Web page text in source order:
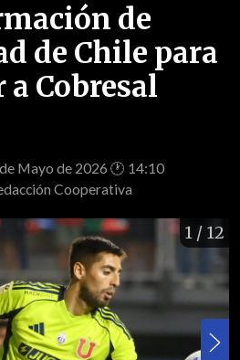
de
de Chile para
Cobresal
Mayo de 2026 🕐 14:10
Cooperativa
1 / 12